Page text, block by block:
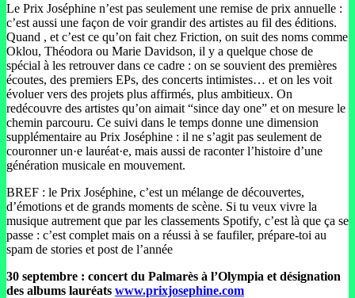
Le Prix Joséphine n’est pas seulement une remise de prix annuelle :
c’est aussi une façon de voir grandir des artistes au fil des éditions.
Quand , et c’est ce qu’on fait chez Friction, on suit des noms comme
Oklou, Théodora ou Marie Davidson, il y a quelque chose de
spécial à les retrouver dans ce cadre : on se souvient des premières
écoutes, des premiers EPs, des concerts intimistes… et on les voit
évoluer vers des projets plus affirmés, plus ambitieux. On
redécouvre des artistes qu’on aimait “since day one” et on mesure le
chemin parcouru. Ce suivi dans le temps donne une dimension
supplémentaire au Prix Joséphine : il ne s’agit pas seulement de
couronner un·e lauréat·e, mais aussi de raconter l’histoire d’une
génération musicale en mouvement.
BREF : le Prix Joséphine, c’est un mélange de découvertes,
d’émotions et de grands moments de scène. Si tu veux vivre la
musique autrement que par les classements Spotify, c’est là que ça se
passe : c’est complet mais on a réussi à se faufiler, prépare-toi au
spam de stories et post de l’année
30 septembre : concert du Palmarès à l’Olympia et désignation
des albums lauréats www.prixjosephine.com